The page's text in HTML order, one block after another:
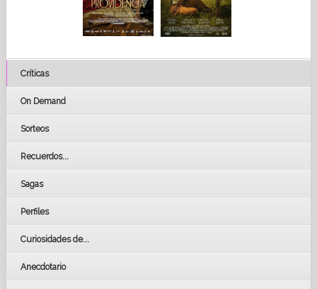
Críticas
On Demand
Sorteos
Recuerdos...
Sagas
Perfiles
Curiosidades de...
Anecdotario